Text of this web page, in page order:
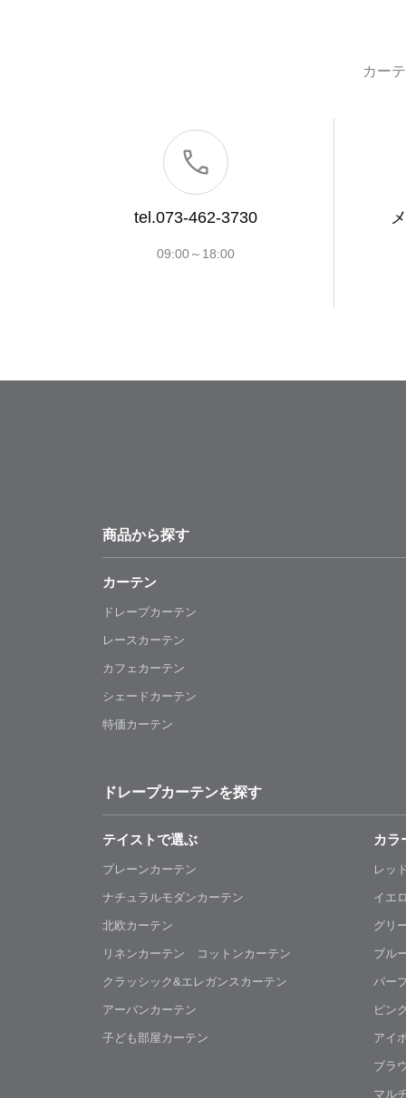
カー
tel.073-462-3730
09:00～18:00
商品から探す
カーテン
ドレープカーテン
レースカーテン
カフェカーテン
シェードカーテン
特価カーテン
ドレープカーテンを探す
テイストで選ぶ
プレーンカーテン
ナチュラルモダンカーテン
北欧カーテン
リネンカーテン コットンカーテン
クラッシック&エレガンスカーテン
アーバンカーテン
子ども部屋カーテン
カラ
レッ
イエ
グリ
ブル
パー
ピン
アイ
ブラ
マル